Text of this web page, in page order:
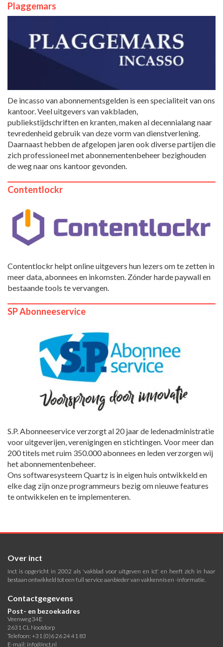
Plaggemars
De incasso van abonnementsgelden is een specialiteit van ons
kantoor. Veel uitgevers van vakbladen,
publiekstijdschriften en kranten, maken al decennialang naar
tevredenheid gebruik van deze vorm van dienstverlening.
Daarnaast hebben de afgelopen jaren ook diverse partijen die
zich professioneel met abonnementenbeheer bezighouden
de weg naar ons kantoor gevonden.
Contentlockr
Contentlockr helpt online uitgevers hun lezers om te zetten in
meer data, abonnees en inkomsten. Zónder harde paywall en
bestaande tools te vervangen.
SP Abonneeservice
S.P. Abonneeservice verzorgt al 20 jaar de ledenadministratie
voor uitgeverijen, verenigingen en stichtingen. Voor meer dan
200 titels met ruim 350.000 abonnees en leden verzorgen wij
het abonnementenbeheer.
Ons softwaresysteem Quartz is in eigen huis ontwikkeld en
elke dag zijn onze programmeurs bezig om nieuwe features
te ontwikkelen en te implementeren.
Over inct
inct is opgericht in 2002 als 'vakblad voor uitgeven en ict' en heeft zich in haar
bestaan ontwikkeld tot een full service aanbieder van vakkennis en -informatie.
Contactgegevens
Post- en bezoekadres
Veenweg 34E
2631 CL Nootdorp
Telefoon: +31 (0)6 26 24 41 83
E-mail: info@inct.nl